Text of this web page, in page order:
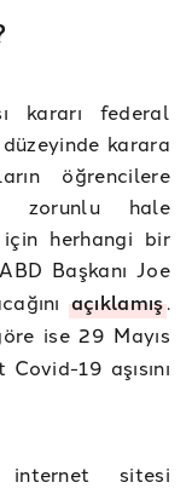
kararı federal
karara
öğrencilere
zorunlu hale
herhangi bir
Başkanı Joe
açıklamış.
ise 29 Mayıs
19 aşısını
internet sitesi